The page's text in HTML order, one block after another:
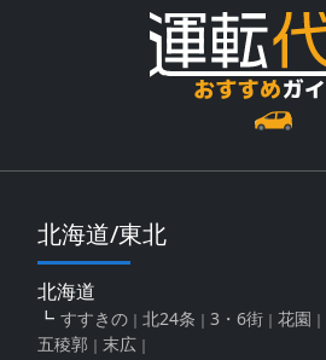
北海道/東北
北海道
すすきの 北24条 3・6街 花園
五稜郭
末広